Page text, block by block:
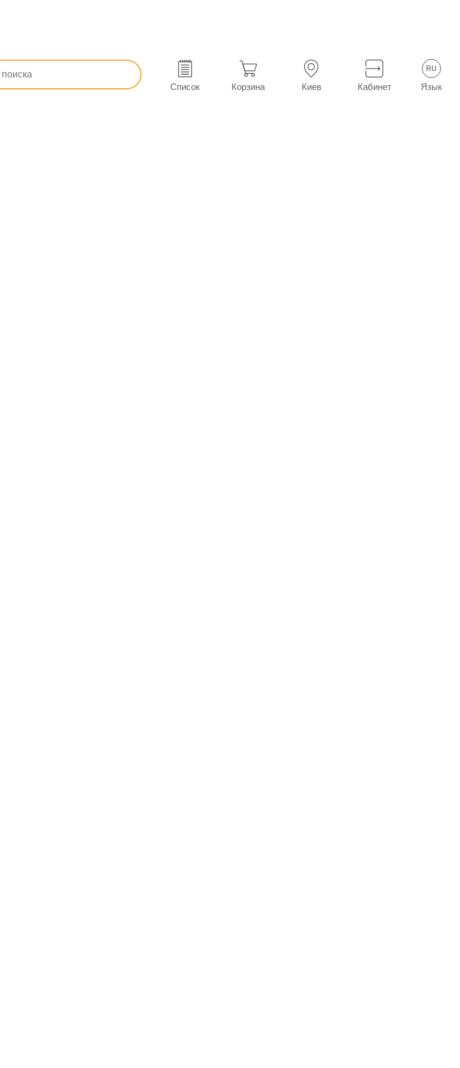
Список Корзина Киев Кабинет
RU
Язык
От алкогольной зависимости Ливерия ІС табл. 0,5 г №20 (10х2)